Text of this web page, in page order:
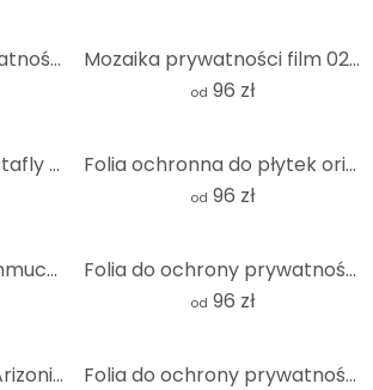
Folia do ochrony prywatności Confetti & Cream - Wszystko czego potrzebujesz to konfetti Mozaika prywatności film 02 - Panorama
od 96 zł
Film o prywatności Buttafly - Bijące serce natury Folia ochronna do płytek orientalnych 01 - quadra
od 96 zł
Film o prywatności Schmucker - Vera Folia do ochrony prywatności Wall 01
od 96 zł
Film o prywatności w Arizonie - Panorama Folia do ochrony prywatności Wall 01 - kwadrat